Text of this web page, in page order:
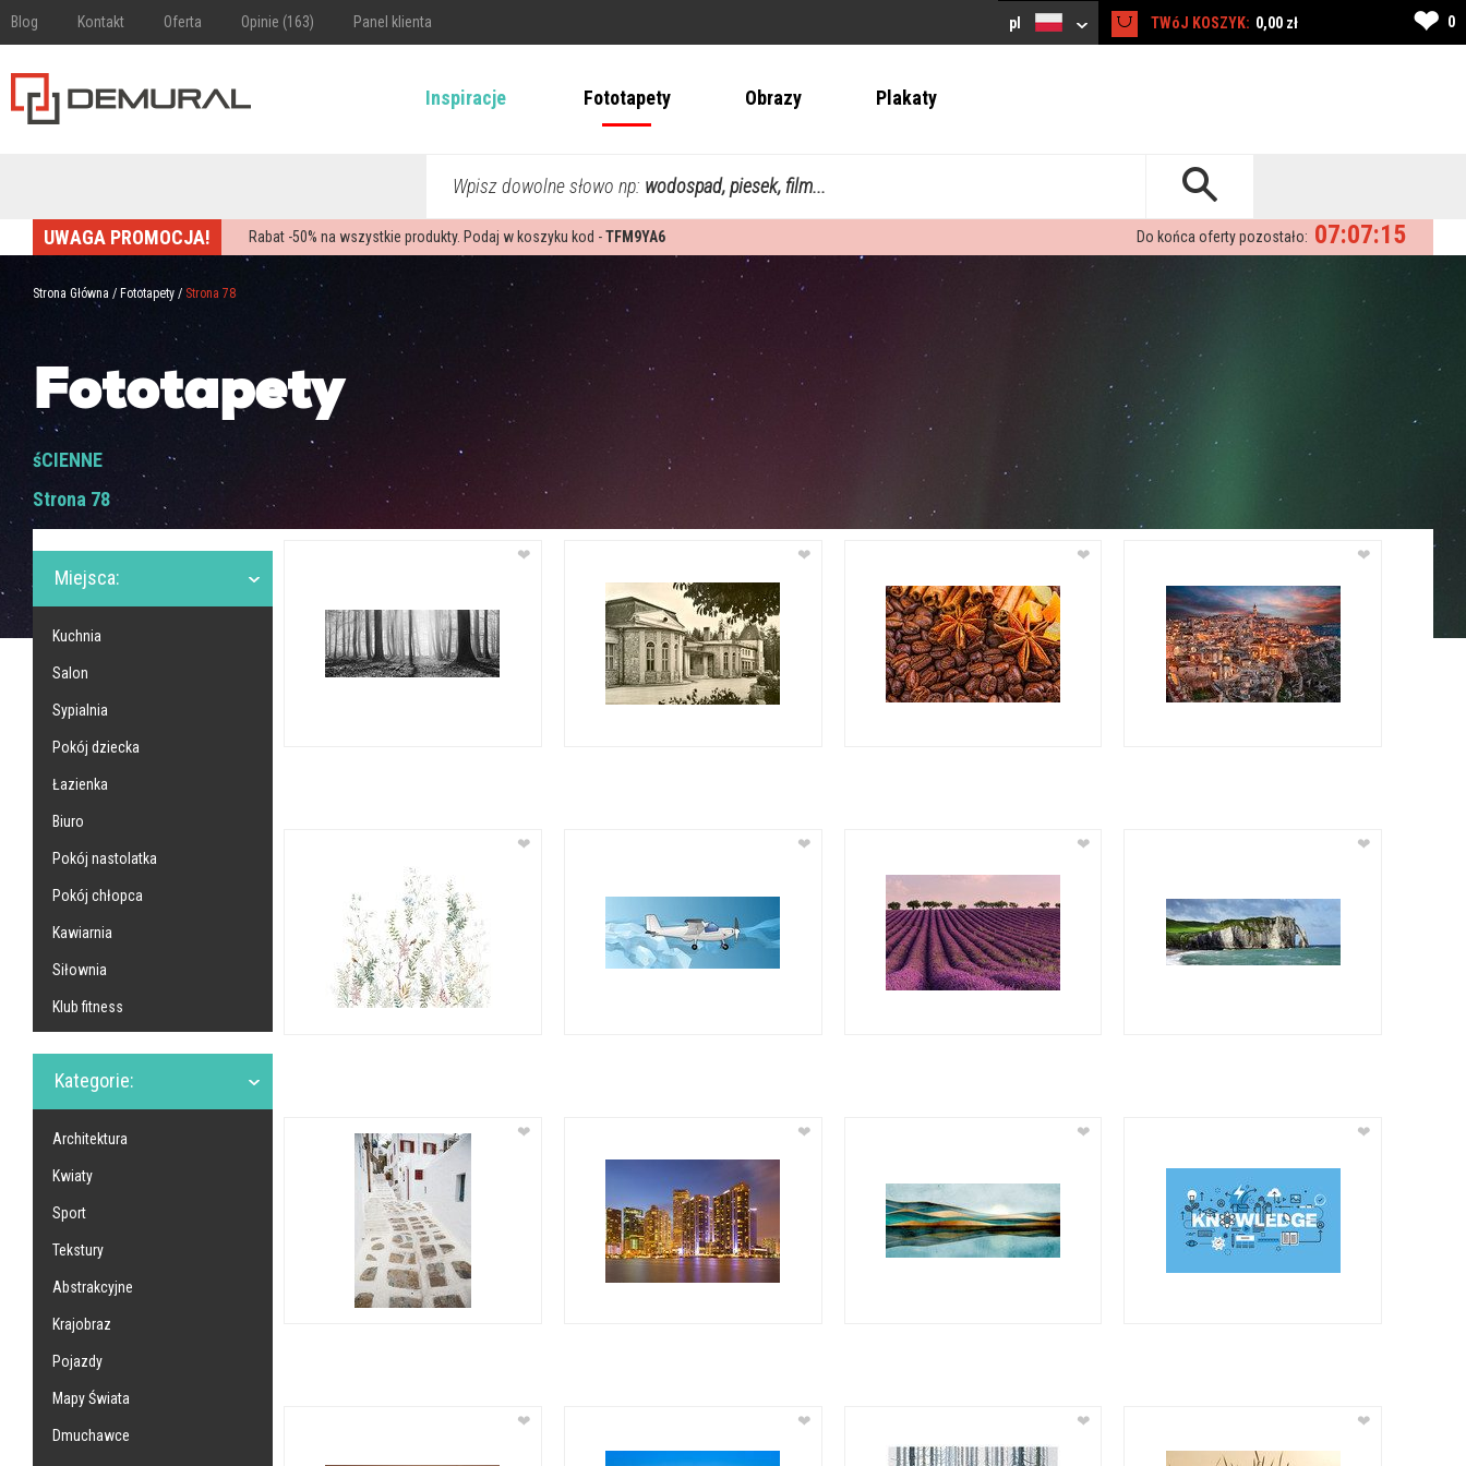
Blog Kontakt Oferta Opinie (163) Panel klienta pl TWóJ KOSZYK: 0,00 zł ❤ 0
Inspiracje Fototapety Obrazy Plakaty
Wpisz dowolne słowo np: wodospad, piesek, film...
UWAGA PROMOCJA! Rabat -50% na wszystkie produkty. Podaj w koszyku kod -TFM9YA6 07:07:13
Do końca oferty pozostało:
Strona Główna / Fototapety / Strona 78
Fototapety
śCIENNE
Strona 78
Miejsca:
Kuchnia
Salon
Sypialnia
Pokój dziecka
Łazienka
Biuro
Pokój nastolatka
Pokój chłopca
Kawiarnia
Siłownia
Klub fitness
Kategorie:
Architektura
Kwiaty
Sport
Tekstury
Abstrakcyjne
Krajobraz
Pojazdy
Mapy Świata
Dmuchawce
❤ ❤ ❤ ❤
❤ ❤ ❤ ❤
❤ ❤ ❤ ❤
❤ ❤ ❤ ❤